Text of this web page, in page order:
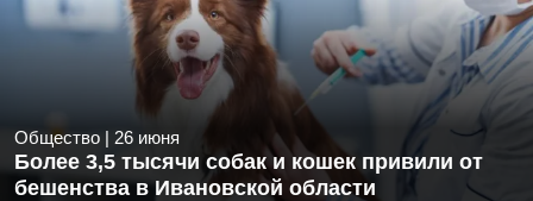
Общество | 26 июня
Более 3,5 тысячи собак и кошек привили от
бешенства в Ивановской области